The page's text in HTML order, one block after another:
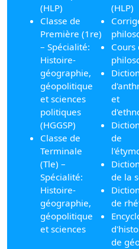
(HLP)
Classe de
Première (1re)
– Spécialité:
Histoire-
géographie,
géopolitique
et sciences
politiques
(HGGSP)
Classe de
Terminale
(Tle) –
Spécialité:
Histoire-
géographie,
géopolitique
et sciences
(HLP)
Cours
et
de
de la
de
de